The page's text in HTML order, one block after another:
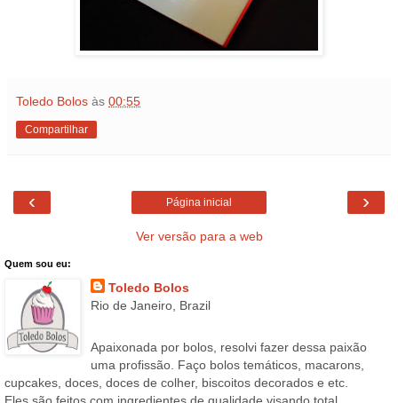
Toledo Bolos às 00:55
Compartilhar
‹ ›
Página inicial
Ver versão para a web
Quem sou eu:
Toledo Bolos
Rio de Janeiro, Brazil
Apaixonada por bolos, resolvi fazer dessa paixão
uma profissão. Faço bolos temáticos, macarons,
cupcakes, doces, doces de colher, biscoitos decorados e etc.